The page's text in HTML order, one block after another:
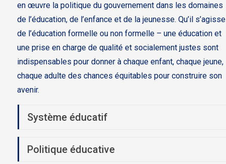
en œuvre la politique du gouvernement dans les domaines
de l’éducation, de l’enfance et de la jeunesse. Qu’il s’agisse
de l’éducation formelle ou non formelle – une éducation et
une prise en charge de qualité et socialement justes sont
indispensables pour donner à chaque enfant, chaque jeune,
chaque adulte des chances équitables pour construire son
avenir.
Système éducatif
Politique éducative